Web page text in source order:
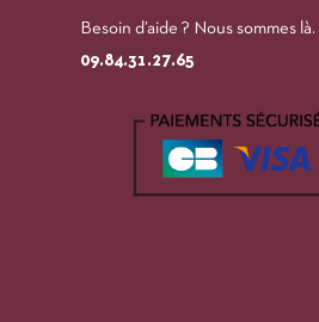
Besoin d’aide ? Nous sommes là.
09.84.31.27.65